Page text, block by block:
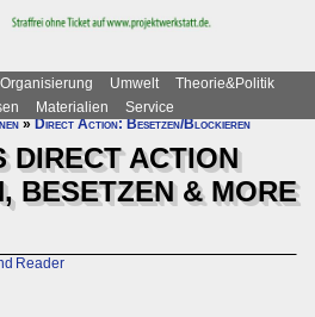
Organisierung Umwelt
Theorie&Politik
Materialien
Service
»Direct Action: Besetzen/Blockieren
DIRECT ACTION
BESETZEN & MORE
Reader